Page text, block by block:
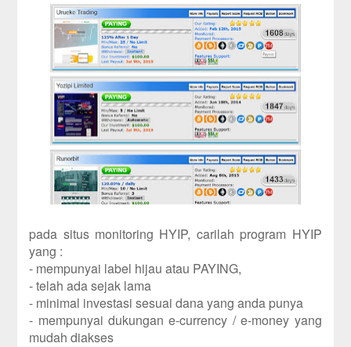
pada situs monitoring HYIP, carilah program HYIP
yang :
- mempunyai label hijau atau PAYING,
- telah ada sejak lama
- minimal investasi sesuai dana yang anda punya
- mempunyai dukungan e-currency / e-money yang
mudah diakses